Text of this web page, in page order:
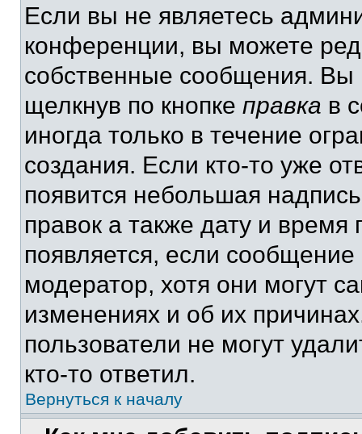
Если вы не являетесь
конференции, вы можете
собственные сообщения. Вы
щелкнув по кнопке правка в
иногда только в течение
создания. Если кто-то уже
появится небольшая
правок а также дату и
появляется, если
модератор, хотя они могут
изменениях и об их
пользователи не могут
кто-то ответил.
Вернуться к началу